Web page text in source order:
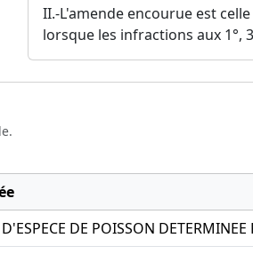
II.-L'amende encourue est
lorsque les infractions aux 1°,
DE POISSON DETERMINEE